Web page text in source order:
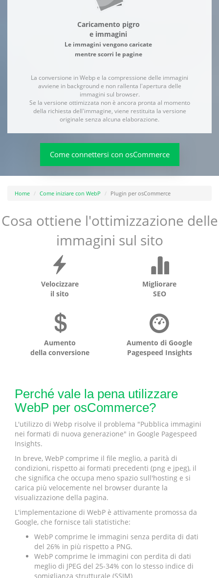
Caricamento pigro
e immagini
Le immagini vengono caricate
mentre scorri le pagine
La conversione in Webp e la compressione delle immagini
avviene in background e non rallenta l'apertura delle
immagini sul browser.
Se la versione ottimizzata non è ancora pronta al momento
della richiesta dell'immagine, viene restituita la versione
originale senza alcuna elaborazione.
Come connettersi con osCommerce
Home Come iniziare con WebP Plugin per osCommerce
Cosa ottiene l'ottimizzazione delle
immagini sul sito
Velocizzare
il sito
Migliorare
SEO
Aumento
della conversione
Aumento di Google
Pagespeed Insights
Perché vale la pena utilizzare
WebP per osCommerce?
L'utilizzo di Webp risolve il problema "Pubblica immagini
nei formati di nuova generazione" in Google Pagespeed
Insights.
In breve, WebP comprime il file meglio, a parità di
condizioni, rispetto ai formati precedenti (png e jpeg), il
che significa che occupa meno spazio sull'hosting e si
carica più velocemente nel browser durante la
visualizzazione della pagina.
L'implementazione di WebP è attivamente promossa da
Google, che fornisce tali statistiche:
WebP comprime le immagini senza perdita di dati
del 26% in più rispetto a PNG.
WebP comprime le immagini con perdita di dati
meglio di JPEG del 25-34% con lo stesso indice di
somiglianza strutturale (SSIM)